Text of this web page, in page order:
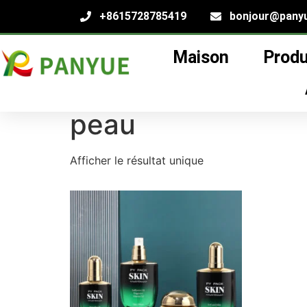
+8615728785419
Maison
Maison / produit / Produits identifiés
120Flacon
peau
Afficher le résultat unique